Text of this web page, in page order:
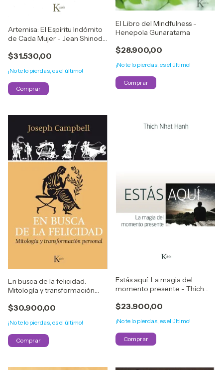
Artemisa: El Espíritu Indómito
de Cada Mujer - Jean Shinoda
$31.530,00
¡No te lo pierdas, es el último!
El Libro del Mindfulness -
Henepola Gunaratama
$28.900,00
¡No te lo pierdas, es el último!
En busca de la felicidad:
Mitología y transformación
$30.900,00
¡No te lo pierdas, es el último!
Estás aquí. La magia del
momento presente - Thich
$23.900,00
¡No te lo pierdas, es el último!